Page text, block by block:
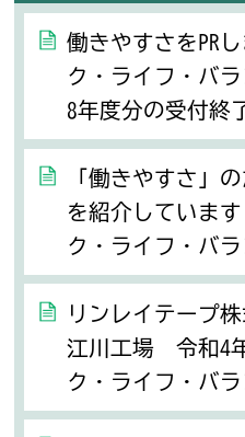
働きやすさをPR
ク・ライフ・バ
8年度分の受付終
「働きやすさ」
を紹介していま
ク・ライフ・バ
リンレイテープ
江川工場 令和4
ク・ライフ・バ